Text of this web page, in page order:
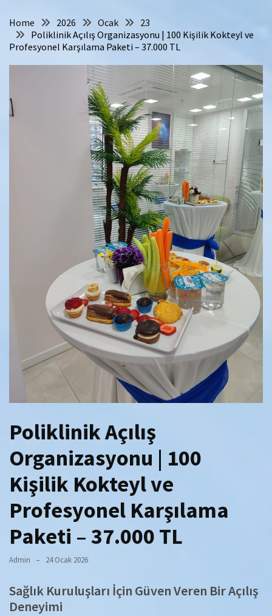
Home 2026 Ocak
23
Poliklinik Açılış Organizasyonu | 100 Kişilik Kokteyl ve
Profesyonel Karşılama Paketi – 37.000 TL
Poliklinik Açılış
Organizasyonu | 100
Kişilik Kokteyl ve
Profesyonel Karşılama
Paketi – 37.000 TL
Admin 24 Ocak 2026
Sağlık Kuruluşları İçin Güven Veren Bir Açılış
Deneyimi